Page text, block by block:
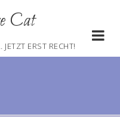
Cat
ERST RECHT!